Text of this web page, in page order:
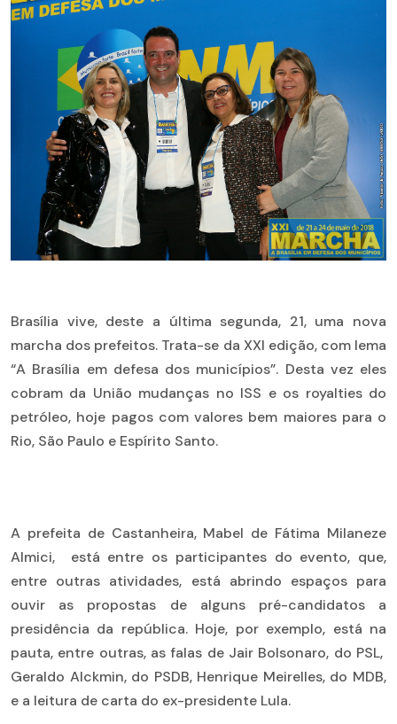
Brasília vive, deste a última segunda, 21, uma nova
marcha dos prefeitos. Trata-se da XXI edição, com lema
“A Brasília em defesa dos municípios”. Desta vez eles
cobram da União mudanças no ISS e os royalties do
petróleo, hoje pagos com valores bem maiores para o
Rio, São Paulo e Espírito Santo.
A prefeita de Castanheira, Mabel de Fátima Milaneze
Almici, está entre os participantes do evento, que,
entre outras atividades, está abrindo espaços para
ouvir as propostas de alguns pré-candidatos a
presidência da república. Hoje, por exemplo, está na
pauta, entre outras, as falas de Jair Bolsonaro, do PSL,
Geraldo Alckmin, do PSDB, Henrique Meirelles, do MDB,
e a leitura de carta do ex-presidente Lula.